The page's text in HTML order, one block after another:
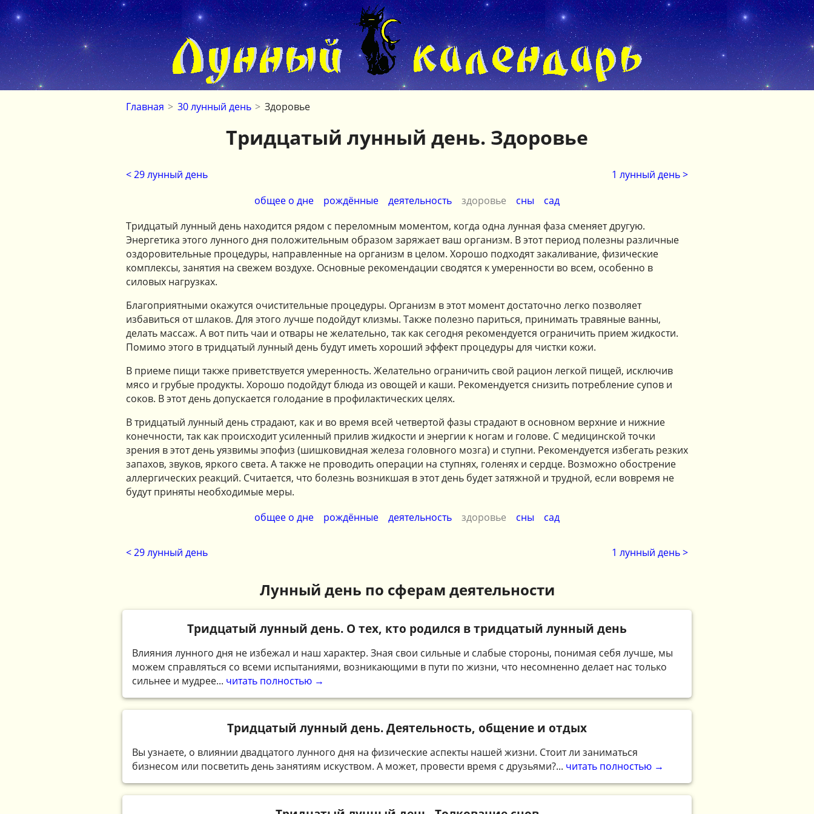
Главная > 30 лунный день > Здоровье
Тридцатый лунный день. Здоровье
< 29 лунный день
1 лунный день >
общее о дне
рождённые деятельность здоровье сны
сад
Тридцатый лунный день находится рядом с переломным моментом, когда одна лунная фаза сменяет другую.
Энергетика этого лунного дня положительным образом заряжает ваш организм. В этот период полезны различные
оздоровительные процедуры, направленные на организм в целом. Хорошо подходят закаливание, физические
комплексы, занятия на свежем воздухе. Основные рекомендации сводятся к умеренности во всем, особенно в
силовых нагрузках.
Благоприятными окажутся очистительные процедуры. Организм в этот момент достаточно легко позволяет
избавиться от шлаков. Для этого лучше подойдут клизмы. Также полезно париться, принимать травяные ванны,
делать массаж. А вот пить чаи и отвары не желательно, так как сегодня рекомендуется ограничить прием жидкости.
Помимо этого в тридцатый лунный день будут иметь хороший эффект процедуры для чистки кожи.
В приеме пищи также приветствуется умеренность. Желательно ограничить свой рацион легкой пищей, исключив
мясо и грубые продукты. Хорошо подойдут блюда из овощей и каши. Рекомендуется снизить потребление супов и
соков. В этот день допускается голодание в профилактических целях.
В тридцатый лунный день страдают, как и во время всей четвертой фазы страдают в основном верхние и нижние
конечности, так как происходит усиленный прилив жидкости и энергии к ногам и голове. С медицинской точки
зрения в этот день уязвимы эпофиз (шишковидная железа головного мозга) и ступни. Рекомендуется избегать резких
запахов, звуков, яркого света. А также не проводить операции на ступнях, голенях и сердце. Возможно обострение
аллергических реакций. Считается, что болезнь возникшая в этот день будет затяжной и трудной, если вовремя не
будут приняты необходимые меры.
общее о дне
рождённые деятельность здоровье сны сад
< 29 лунный день 1 лунный день >
Лунный день по сферам деятельности
Тридцатый лунный день. О тех, кто родился в тридцатый лунный день
Влияния лунного дня не избежал и наш характер. Зная свои сильные и слабые стороны, понимая себя лучше, мы
можем справляться со всеми испытаниями, возникающими в пути по жизни, что несомненно делает нас только
сильнее и мудрее... читать полностью →
Тридцатый лунный день. Деятельность, общение и отдых
Вы узнаете, о влиянии двадцатого лунного дня на физические аспекты нашей жизни. Стоит ли заниматься
бизнесом или посветить день занятиям искуством. А может, провести время с друзьями?... читать полностью →